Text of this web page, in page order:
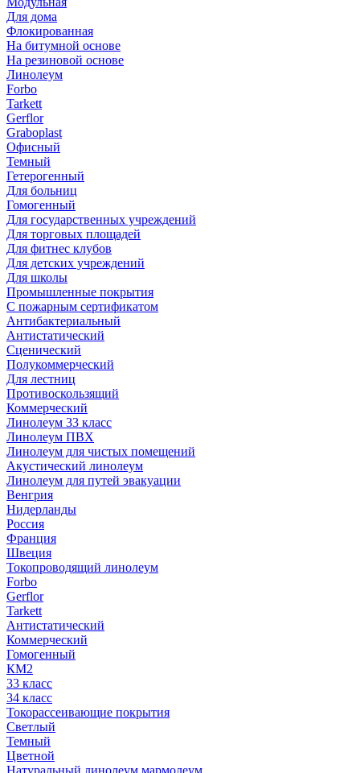
Для дома
Флокированная
На битумной основе
На резиновой основе
Линолеум
Forbo
Tarkett
Gerflor
Graboplast
Офисный
Темный
Гетерогенный
Для больниц
Гомогенный
Для государственных учреждений
Для торговых площадей
Для фитнес клубов
Для детских учреждений
Для школы
Промышленные покрытия
С пожарным сертификатом
Антибактериальный
Антистатический
Сценический
Полукоммерческий
Для лестниц
Противоскользящий
Коммерческий
Линолеум 33 класс
Линолеум ПВХ
Линолеум для чистых помещений
Акустический линолеум
Линолеум для путей эвакуации
Венгрия
Нидерланды
Россия
Франция
Швеция
Токопроводящий линолеум
Forbo
Gerflor
Tarkett
Антистатический
Коммерческий
Гомогенный
КМ2
33 класс
34 класс
Токорассеивающие покрытия
Светлый
Темный
Цветной
Натуральный линолеум мармолеум